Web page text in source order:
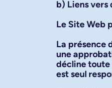
b) Liens vers
Le Site Web
La présence
une
décline toute
est seul